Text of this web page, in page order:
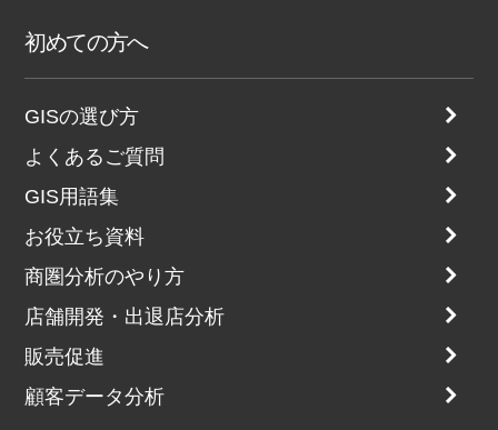
初めての方へ
GISの選び方
よくあるご質問
GIS用語集
お役立ち資料
商圏分析のやり方
店舗開発・出退店分析
販売促進
顧客データ分析